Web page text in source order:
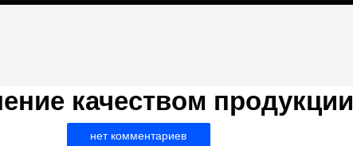
качеством продукции
нет комментариев